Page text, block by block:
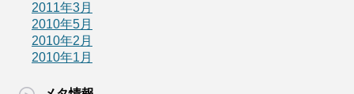
2011年3月
2010年5月
2010年2月
2010年1月